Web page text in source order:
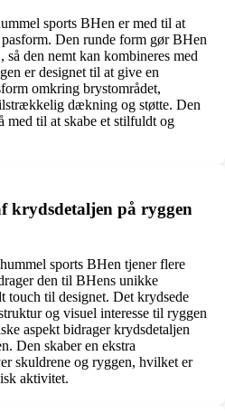
sports BHen er med til at
Den runde form gør BHen
den nemt kan kombineres med
er designet til at give en
omkring brystområdet,
dækning og støtte. Den
med til at skabe et stilfuldt og
krydsdetaljen på ryggen
sports BHen tjener flere
den til BHens unikke
touch til designet. Det krydsede
og visuel interesse til ryggen
aspekt bidrager krydsdetaljen
Den skaber en ekstra
skuldrene og ryggen, hvilket er
aktivitet.